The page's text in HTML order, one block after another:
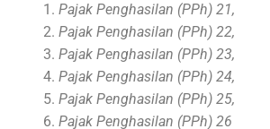
Pajak Penghasilan (PPh) 21,
Pajak Penghasilan (PPh) 22,
Pajak Penghasilan (PPh) 23,
Pajak Penghasilan (PPh) 24,
Pajak Penghasilan (PPh) 25,
Pajak Penghasilan (PPh) 26